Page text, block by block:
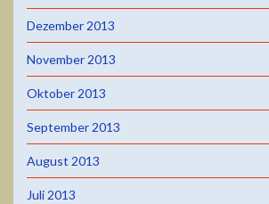
Dezember 2013
November 2013
Oktober 2013
September 2013
August 2013
Juli 2013